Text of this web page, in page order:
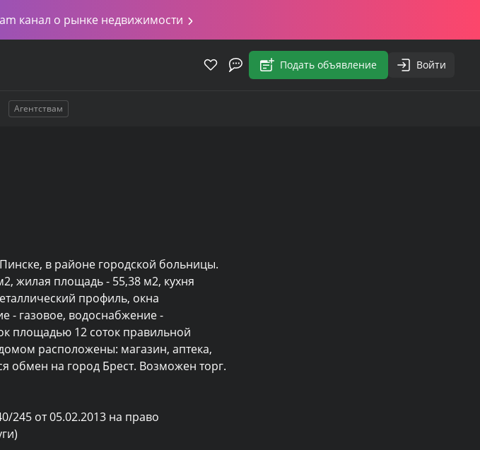
канал о рынке недвижимости
Подать объявление Войти
Агентствам
в районе городской больницы.
жилая площадь - 55,38 м2, кухня
профиль, окна
- газовое, водоснабжение -
площадью 12 соток правильной
расположены: магазин, аптека,
обмен на город Брест. Возможен торг.
245 от 05.02.2013 на право